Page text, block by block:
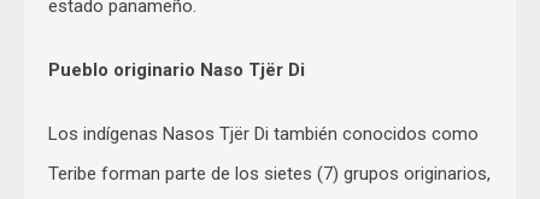
estado panameño.
Pueblo originario Naso Tjër Di
Los indígenas Nasos Tjër Di también conocidos como
Teribe forman parte de los sietes (7) grupos originarios,